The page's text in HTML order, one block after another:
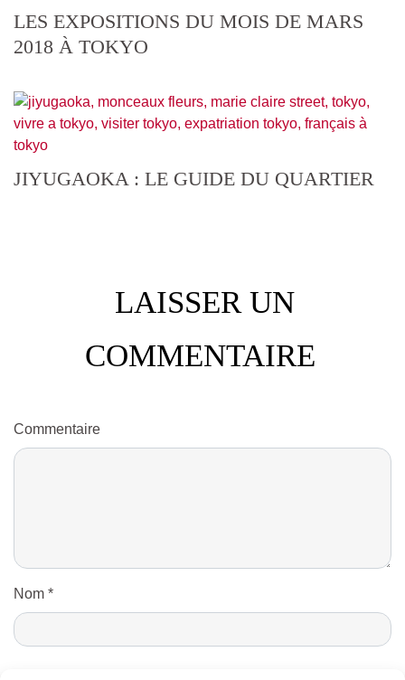
LES EXPOSITIONS DU MOIS DE MARS
2018 À TOKYO
JIYUGAOKA : LE GUIDE DU QUARTIER
LAISSER UN
COMMENTAIRE
Commentaire
Nom *